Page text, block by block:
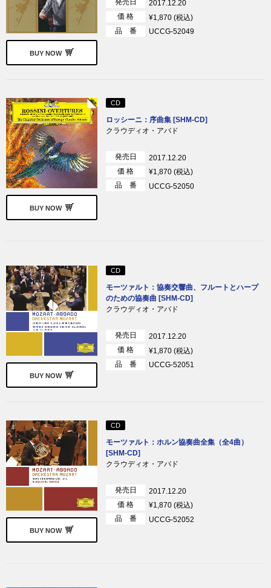
BUY NOW
発売日
2017.12.20
価 格
¥1,870 (税込)
品 番
UCCG-52049
BUY NOW
CD
ロッシーニ：序曲集 [SHM-CD]
クラウディオ・アバド
発売日
2017.12.20
価 格
¥1,870 (税込)
品 番
UCCG-52050
BUY NOW
CD
モーツァルト：協奏交響曲、フルートとハープ
のための協奏曲 [SHM-CD]
クラウディオ・アバド
発売日
2017.12.20
価 格
¥1,870 (税込)
品 番
UCCG-52051
BUY NOW
CD
モーツァルト：ホルン協奏曲全集（全4曲）
[SHM-CD]
クラウディオ・アバド
発売日
2017.12.20
価 格
¥1,870 (税込)
品 番
UCCG-52052